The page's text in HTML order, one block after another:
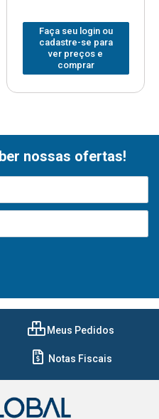
Faça seu login ou
cadastre-se para
ver preços e
comprar
nossas ofertas!
Meus Pedidos
Notas Fiscais